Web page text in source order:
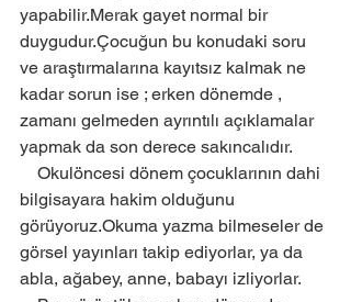
yapabilir.Merak gayet normal bir
duygudur.Çocuğun bu konudaki soru
ve araştırmalarına kayıtsız kalmak ne
kadar sorun ise ; erken dönemde ,
zamanı gelmeden ayrıntılı açıklamalar
yapmak da son derece sakıncalıdır.
bilgisayara hakim olduğunu
görüyoruz.Okuma yazma bilmeseler de
görsel yayınları takip ediyorlar, ya da
abla, ağabey, anne, babayı izliyorlar.